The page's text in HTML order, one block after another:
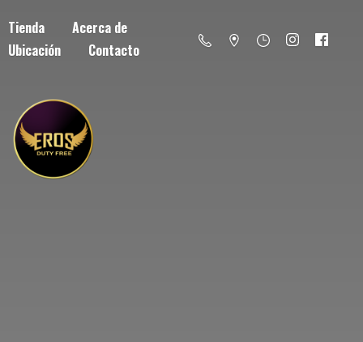
Tienda
Acerca de
Ubicación
Contacto